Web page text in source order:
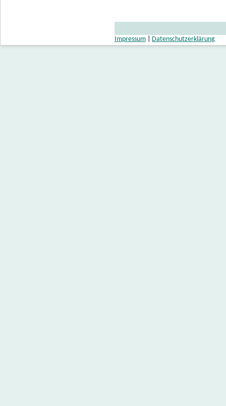
Impressum Datenschutzerklärung